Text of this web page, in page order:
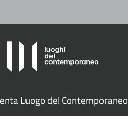
Luogo del Contemporaneo